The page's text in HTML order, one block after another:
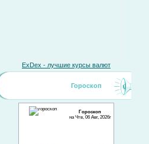
ExDex - лучшие курсы валют
Гороскоп
Гороскоп
на Чтв, 06 Авг, 2026г